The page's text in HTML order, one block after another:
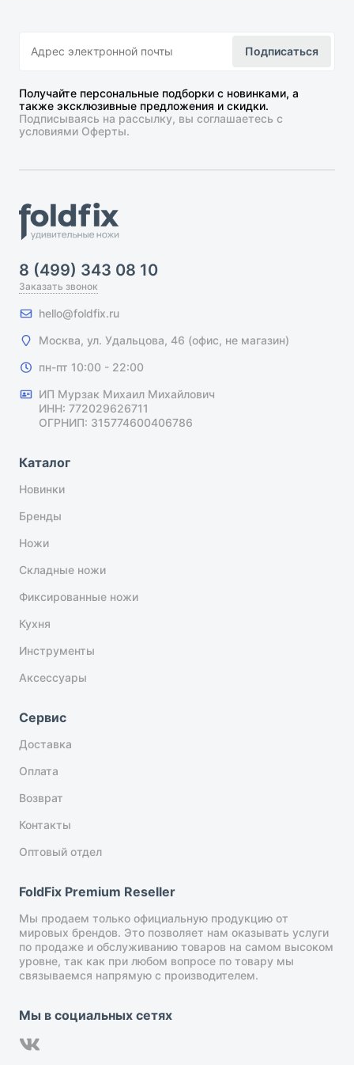
Подписаться
Получайте персональные подборки с новинками, а
также эксклюзивные предложения и скидки.
Подписываясь на рассылку, вы соглашаетесь с
условиями Оферты.
8 (499) 343 08 10
Заказать звонок
hello@foldfix.ru
Москва, ул. Удальцова, 46 (офис, не магазин)
пн-пт 10:00 - 22:00
ИП Мурзак Михаил Михайлович
ИНН: 772029626711
ОГРНИП: 315774600406786
Каталог
Новинки
Бренды
Ножи
Складные ножи
Фиксированные ножи
Кухня
Инструменты
Аксессуары
Сервис
Доставка
Оплата
Возврат
Контакты
Оптовый отдел
FoldFix Premium Reseller
Мы продаем только официальную продукцию от
мировых брендов. Это позволяет нам оказывать услуги
по продаже и обслуживанию товаров на самом высоком
уровне, так как при любом вопросе по товару мы
связываемся напрямую с производителем.
Мы в социальных сетях